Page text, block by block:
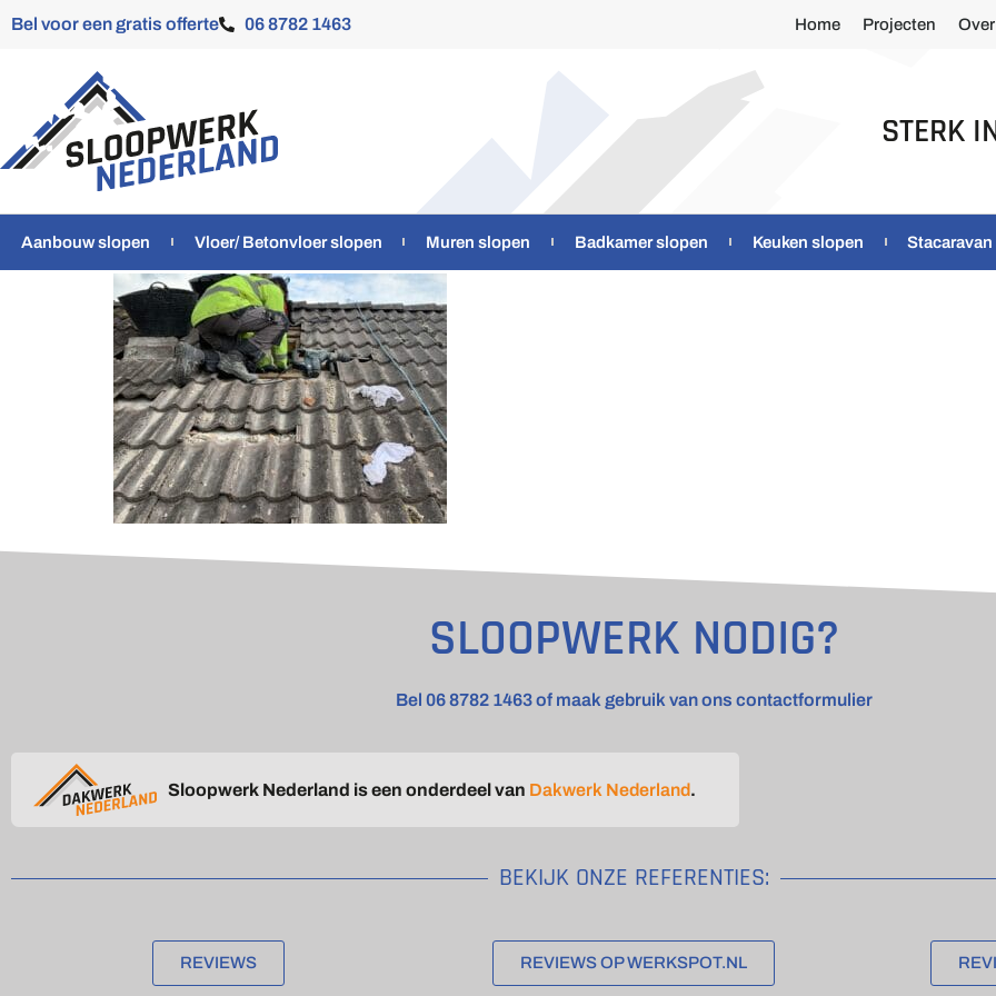
Bel voor een gratis offerte 06 8782 1463 Home Projecten
STERK
Aanbouw slopen Vloer/ Betonvloer slopen Muren slopen Badkamer slopen Keuken slopen
SLOOPWERK NODIG?
Bel 06 8782 1463 of maak gebruik van ons contactformulier
Sloopwerk Nederland is een onderdeel van Dakwerk Nederland.
BEKIJK ONZE REFERENTIES:
REVIEWS REVIEWS OP WERKSPOT.NL